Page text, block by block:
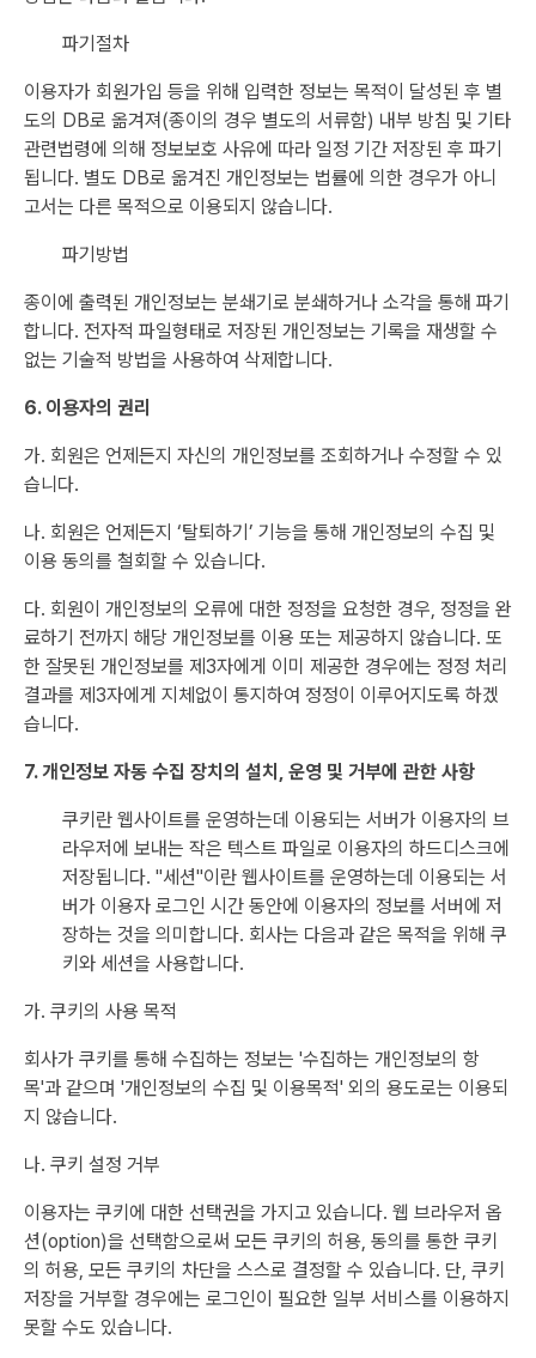
파기절차
이용자가 회원가입 등을 위해 입력한 정보는 목적이 달성된 후 별
도의 DB로 옮겨져(종이의 경우 별도의 서류함) 내부 방침 및 기타
관련법령에 의해 정보보호 사유에 따라 일정 기간 저장된 후 파기
됩니다. 별도 DB로 옮겨진 개인정보는 법률에 의한 경우가 아니
고서는 다른 목적으로 이용되지 않습니다.
파기방법
종이에 출력된 개인정보는 분쇄기로 분쇄하거나 소각을 통해 파기
합니다. 전자적 파일형태로 저장된 개인정보는 기록을 재생할 수
없는 기술적 방법을 사용하여 삭제합니다.
6. 이용자의 권리
가. 회원은 언제든지 자신의 개인정보를 조회하거나 수정할 수 있
습니다.
나. 회원은 언제든지 ‘탈퇴하기’ 기능을 통해 개인정보의 수집 및
이용 동의를 철회할 수 있습니다.
다. 회원이 개인정보의 오류에 대한 정정을 요청한 경우, 정정을 완
료하기 전까지 해당 개인정보를 이용 또는 제공하지 않습니다. 또
한 잘못된 개인정보를 제3자에게 이미 제공한 경우에는 정정 처리
결과를 제3자에게 지체없이 통지하여 정정이 이루어지도록 하겠
습니다.
7. 개인정보 자동 수집 장치의 설치, 운영 및 거부에 관한 사항
쿠키란 웹사이트를 운영하는데 이용되는 서버가 이용자의 브
라우저에 보내는 작은 텍스트 파일로 이용자의 하드디스크에
저장됩니다. "세션"이란 웹사이트를 운영하는데 이용되는 서
버가 이용자 로그인 시간 동안에 이용자의 정보를 서버에 저
장하는 것을 의미합니다. 회사는 다음과 같은 목적을 위해 쿠
키와 세션을 사용합니다.
가. 쿠키의 사용 목적
회사가 쿠키를 통해 수집하는 정보는 '수집하는 개인정보의 항
목'과 같으며 '개인정보의 수집 및 이용목적' 외의 용도로는 이용되
지 않습니다.
나. 쿠키 설정 거부
이용자는 쿠키에 대한 선택권을 가지고 있습니다. 웹 브라우저 옵
션(option)을 선택함으로써 모든 쿠키의 허용, 동의를 통한 쿠키
의 허용, 모든 쿠키의 차단을 스스로 결정할 수 있습니다. 단, 쿠키
저장을 거부할 경우에는 로그인이 필요한 일부 서비스를 이용하지
못할 수도 있습니다.